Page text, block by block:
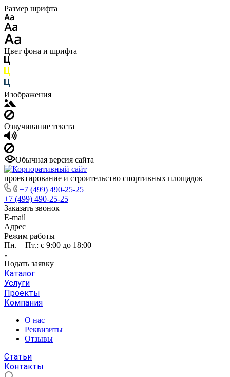
Размер шрифта
Цвет фона и шрифта
Изображения
Озвучивание текста
Обычная версия сайта
проектирование и строительство спортивных площадок
+7 (499) 490-25-25
+7 (499) 490-25-25
Заказать звонок
E-mail
Адрес
Режим работы
Пн. – Пт.: с 9:00 до 18:00
Подать заявку
Каталог
Услуги
Проекты
Компания
О нас
Реквизиты
Отзывы
Статьи
Контакты